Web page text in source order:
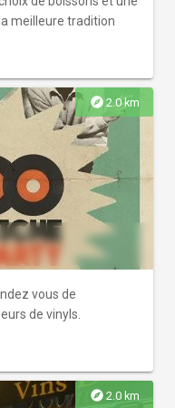
meilleure tradition
explore 2.0 km
vous de
de vinyls.
explore 2.0 km